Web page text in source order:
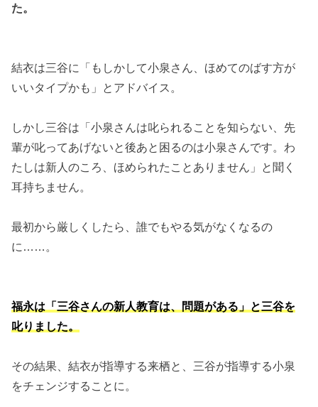
た。
結衣は三谷に「もしかして小泉さん、ほめてのばす方が
いいタイプかも」とアドバイス。
しかし三谷は「小泉さんは叱られることを知らない、先
輩が叱ってあげないと後あと困るのは小泉さんです。わ
たしは新人のころ、ほめられたことありません」と聞く
耳持ちません。
最初から厳しくしたら、誰でもやる気がなくなるの
に……。
福永は「三谷さんの新人教育は、問題がある」と三谷を
叱りました。
その結果、結衣が指導する来栖と、三谷が指導する小泉
をチェンジすることに。